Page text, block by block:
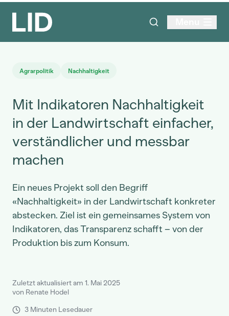
Agrarpolitik Nachhaltigkeit
Mit Indikatoren Nachhaltigkeit
in der Landwirtschaft einfacher,
verständlicher und messbar
machen
Ein neues Projekt soll den Begriff
«Nachhaltigkeit» in der Landwirtschaft konkreter
abstecken. Ziel ist ein gemeinsames System von
Indikatoren, das Transparenz schafft – von der
Produktion bis zum Konsum.
Zuletzt aktualisiert am 1. Mai 2025
von Renate Hodel
3 Minuten Lesedauer